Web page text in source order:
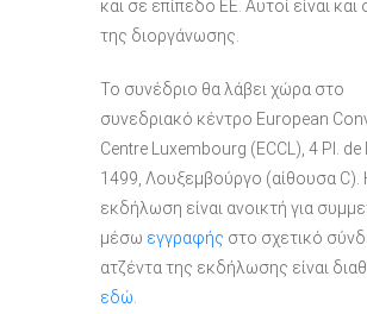
και σε επίπεδο ΕΕ. Αυτοί είναι και
της διοργάνωσης.
Το συνέδριο θα λάβει χώρα στο
συνεδριακό κέντρο European
Centre Luxembourg (ECCL), 4 Pl. de
1499, Λουξεμβούργο (αίθουσα C).
εκδήλωση είναι ανοικτή για
μέσω εγγραφής στο σχετικό
ατζέντα της εκδήλωσης είναι
εδώ